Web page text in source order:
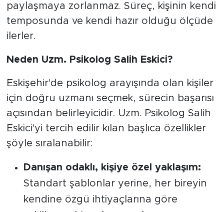
paylaşmaya zorlanmaz. Süreç, kişinin kendi
temposunda ve kendi hazır olduğu ölçüde
ilerler.
Neden Uzm. Psikolog Salih Eskici?
Eskişehir'de psikolog arayışında olan kişiler
için doğru uzmanı seçmek, sürecin başarısı
açısından belirleyicidir. Uzm. Psikolog Salih
Eskici'yi tercih edilir kılan başlıca özellikler
şöyle sıralanabilir:
Danışan odaklı, kişiye özel yaklaşım:
Standart şablonlar yerine, her bireyin
kendine özgü ihtiyaçlarına göre